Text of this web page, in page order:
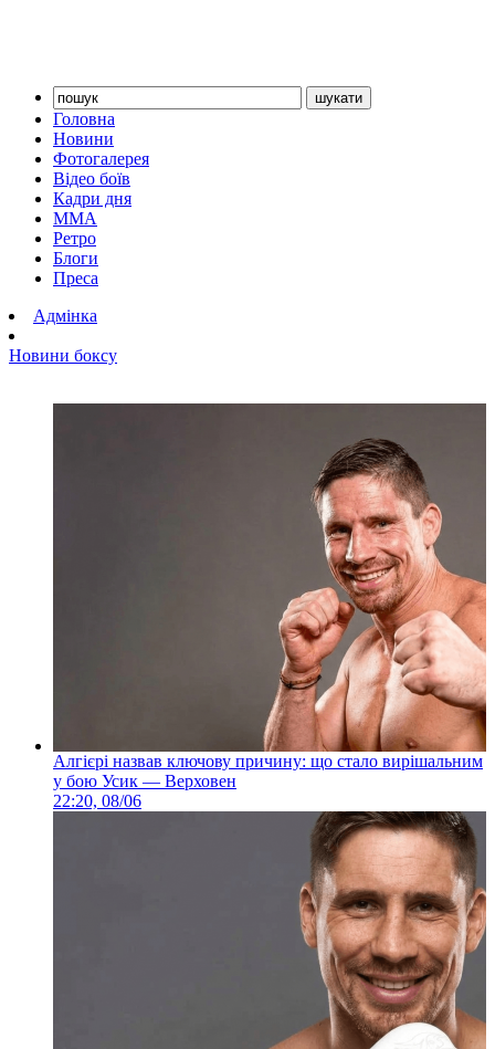
Головна
Новини
Фотогалерея
Відео боїв
Кадри дня
ММА
Ретро
Блоги
Преса
Адмінка
Новини боксу
Алгієрі назвав ключову причину: що стало вирішальним
у бою Усик — Верховен
22:20, 08/06